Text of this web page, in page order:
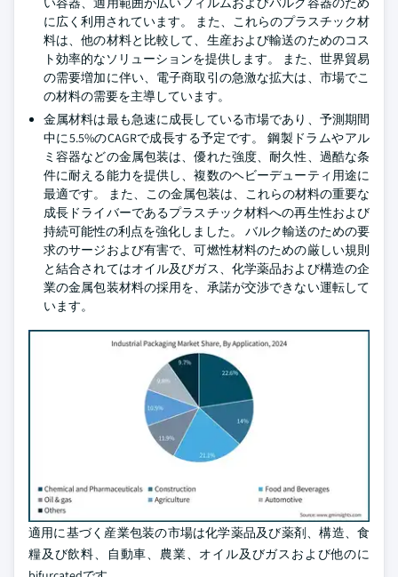
に広く利用されています。 また、これらのプラスチック材
料は、他の材料と比較して、生産および輸送のためのコス
ト効率的なソリューションを提供します。 また、世界貿易
の需要増加に伴い、電子商取引の急激な拡大は、市場でこ
の材料の需要を主導しています。
金属材料は最も急速に成長している市場であり、予測期間
中に5.5%のCAGRで成長する予定です。 鋼製ドラムやアル
ミ容器などの金属包装は、優れた強度、耐久性、過酷な条
件に耐える能力を提供し、複数のヘビーデューティ用途に
最適です。 また、この金属包装は、これらの材料の重要な
成長ドライバーであるプラスチック材料への再生性および
持続可能性の利点を強化しました。 バルク輸送のための要
求のサージおよび有害で、可燃性材料のための厳しい規則
と結合されてはオイル及びガス、化学薬品および構造の企
業の金属包装材料の採用を、承諾が交渉できない運転して
います。
適用に基づく産業包装の市場は化学薬品及び薬剤、構造、食
糧及び飲料、自動車、農業、オイル及びガスおよび他のに